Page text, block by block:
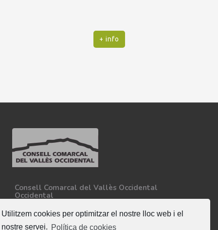
Utilitzem cookies per optimitzar el nostre lloc web i el
nostre servei. Política de cookies
+ info
Consell Comarcal del Vallès Occidental
Occidental
08227 - Terrassa
Tel. 93 727 35 34